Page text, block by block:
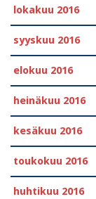
lokakuu 2016
syyskuu 2016
elokuu 2016
heinäkuu 2016
kesäkuu 2016
toukokuu 2016
huhtikuu 2016